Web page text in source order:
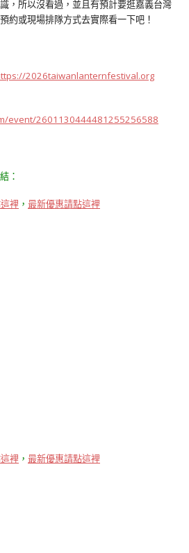
，所以沒看過，並且有預計要逛嘉義台灣
約或現場排隊方式去實際看一下吧！
2026taiwanlanternfestival.org
event/2601130444481255256588
：
裡 ， 最新優惠請點這裡
裡 ， 最新優惠請點這裡